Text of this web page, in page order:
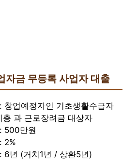
자금 무등록 사업자 대출
창업예정자인 기초생활수급자
층 과 근로장려금 대상자
500만원
2%
6년 (거치1년 / 상환5년)